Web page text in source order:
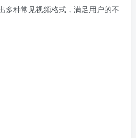
多种常见视频格式，满足用户的不